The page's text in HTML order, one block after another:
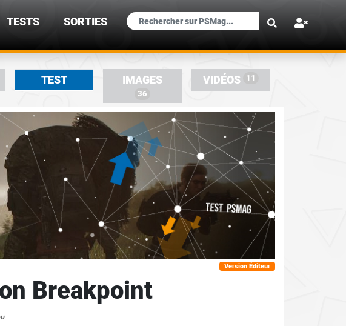
×
TESTS SORTIES
TEST IMAGES
36
VIDÉOS 11
Version Éditeur
Breakpoint